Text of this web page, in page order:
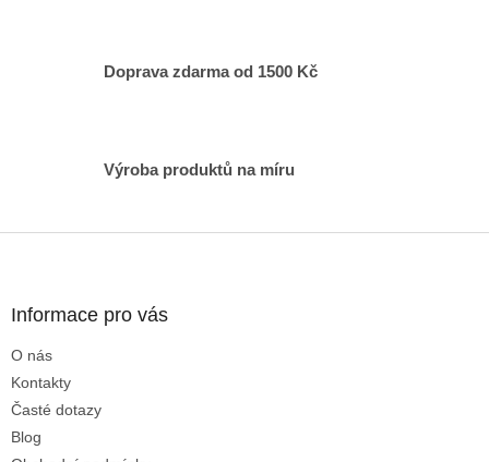
v
u
Doprava zdarma od 1500 Kč
Výroba produktů na míru
Informace pro vás
O nás
Kontakty
Časté dotazy
Blog